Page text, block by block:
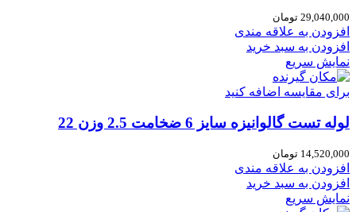
29,040,000 تومان
افزودن به علاقه مندی
افزودن به سبد خرید
نمایش سریع
برای مقایسه اضافه کنید
لوله تست گالوانیزه سایز 6 ضخامت 2.5 وزن 22
14,520,000 تومان
افزودن به علاقه مندی
افزودن به سبد خرید
نمایش سریع